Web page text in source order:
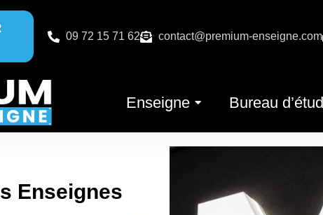
09 72 15 71 62 contact@premium-enseigne.com
Enseigne Bureau
Enseignes